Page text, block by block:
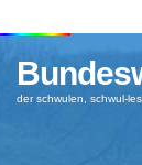
der schwulen, schwul-